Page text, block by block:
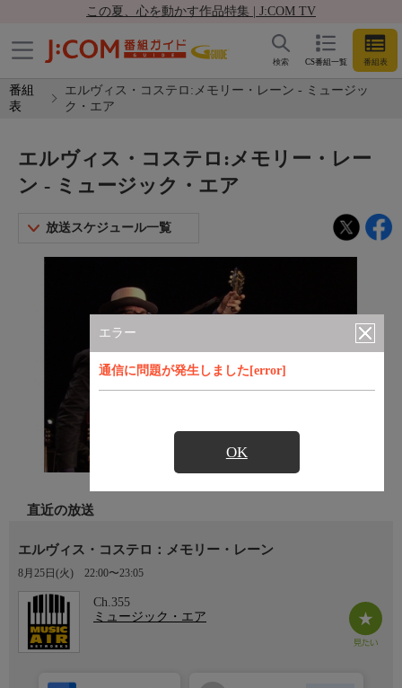
この夏、心を動かす作品特集 | J:COM TV
CS番組一覧 番組表
検索
番組
表
エルヴィス・コステロ:メモリー・レーン - ミュージッ
ク・エア
エラー
通信に問題が発生しました[error]
OK
エルヴィス・コステロ:メモリー・レー
ン - ミュージック・エア
放送スケジュール一覧
直近の放送
エルヴィス・コステロ：メモリー・レーン
8月25日(火) 22:00〜23:05
Ch.355
ミュージック・エア